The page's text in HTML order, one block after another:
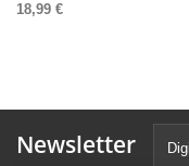
18,99 €
Newsletter